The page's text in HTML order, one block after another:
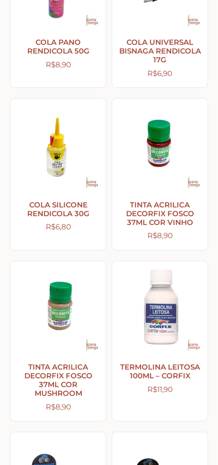
Farm – Fazenda – Churrasco – Vinho
Floreiras – Porta Chaves
Flores e Folhas
Home – Lar – Bem-vindo
Jardim – Garden – Pássaros – Borboletas –
Bicicletas
Lavanderia
Mesa Posta Coração
Plaquinhas – Fundos – Molduras e Shaker Box
Religiosos – Zen – Gratidão
Amor – Love – Coração
Bonecas Tildas
COLA PANO
RENDICOLA 50G
R$8,90
COLA UNIVERSAL
BISNAGA RENDICOLA
17G
R$6,90
COLA SILICONE
RENDICOLA 30G
R$6,80
TINTA ACRILICA
DECORFIX FOSCO
37ML COR VINHO
R$8,90
TINTA ACRILICA
DECORFIX FOSCO
37ML COR
MUSHROOM
R$8,90
TERMOLINA LEITOSA
100ML – CORFIX
R$11,90